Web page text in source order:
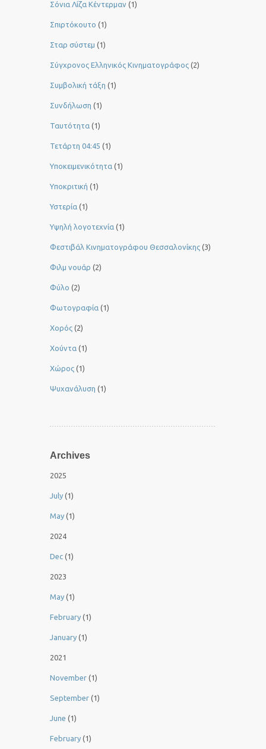
Σόνια Λίζα Κέντερμαν (1)
Σπιρτόκουτο (1)
Σταρ σύστεμ (1)
Σύγχρονος Ελληνικός Κινηματογράφος (2)
Συμβολική τάξη (1)
Συνδήλωση (1)
Ταυτότητα (1)
Τετάρτη 04:45 (1)
Υποκειμενικότητα (1)
Υποκριτική (1)
Υστερία (1)
Yψηλή λογοτεχνία (1)
Φεστιβάλ Κινηματογράφου Θεσσαλονίκης (3)
Φιλμ νουάρ (2)
Φύλο (2)
Φωτογραφία (1)
Χορός (2)
Χούντα (1)
Χώρος (1)
Ψυχανάλυση (1)
Archives
2025
July (1)
May (1)
2024
Dec (1)
2023
May (1)
February (1)
January (1)
2021
November (1)
September (1)
June (1)
February (1)